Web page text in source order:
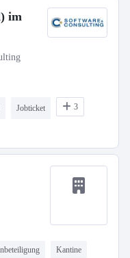
im
Jobticket 3
Kantine